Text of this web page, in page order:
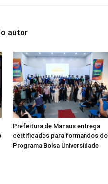
autor
Prefeitura de Manaus entrega
certificados para formandos do
Programa Bolsa Universidade